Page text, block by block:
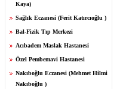
Kaya)
Sağlık Eczanesi (Ferit Katırcıoğlu )
Bal-Fizik Tıp Merkezi
Acıbadem Maslak Hastanesi
Özel Pembemavi Hastanesi
Nakıboğlu Eczanesi (Mehmet Hilmi
Nakıboğlu )